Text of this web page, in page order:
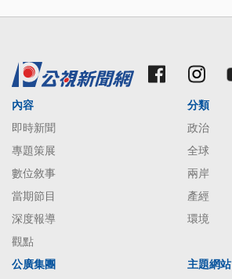
內容
即時新聞
專題策展
數位敘事
當期節目
深度報導
觀點
分類
政治
全球
兩岸
產經
環境
公廣集團 主題網站